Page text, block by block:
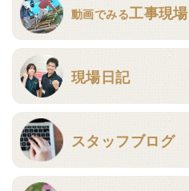
動画でみる工事現場
現場日記
スタッフブログ